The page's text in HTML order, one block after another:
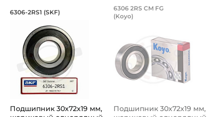
Китай
Подшипник 30х72х19 мм, шариковый
Подшипник шариковый однорядный 6306-2RS1 SKF,
6306-2RS1 (SKF)
Подшипник 30х72х19 мм,
Подшипник
Подшипник шариковый
6306 2RS CM FG
(Koyo)
Подшипник 30х72х19 мм,